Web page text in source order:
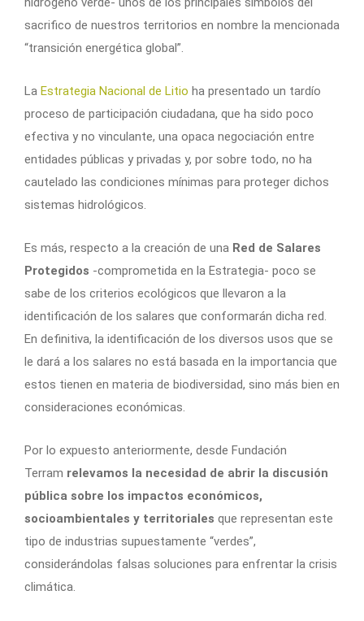
sacrifico de nuestros territorios en nombre la mencionada
“transición energética global”.
La Estrategia Nacional de Litio ha presentado un tardío
proceso de participación ciudadana, que ha sido poco
efectiva y no vinculante, una opaca negociación entre
entidades públicas y privadas y, por sobre todo, no ha
cautelado las condiciones mínimas para proteger dichos
sistemas hidrológicos.
Es más, respecto a la creación de una Red de Salares
Protegidos -comprometida en la Estrategia- poco se
sabe de los criterios ecológicos que llevaron a la
identificación de los salares que conformarán dicha red.
En definitiva, la identificación de los diversos usos que se
le dará a los salares no está basada en la importancia que
estos tienen en materia de biodiversidad, sino más bien en
consideraciones económicas.
Por lo expuesto anteriormente, desde Fundación
Terram relevamos la necesidad de abrir la discusión
pública sobre los impactos económicos,
socioambientales y territoriales que representan este
tipo de industrias supuestamente “verdes”,
considerándolas falsas soluciones para enfrentar la crisis
climática.